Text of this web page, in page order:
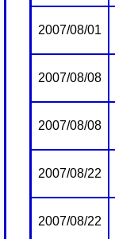
2007/08/01
2007/08/08
2007/08/08
2007/08/22
2007/08/22